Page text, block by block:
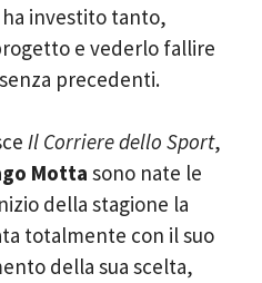
investito tanto,
e vederlo fallire
precedenti.
Il Corriere dello Sport,
Motta sono nate le
della stagione la
totalmente con il suo
della sua scelta,